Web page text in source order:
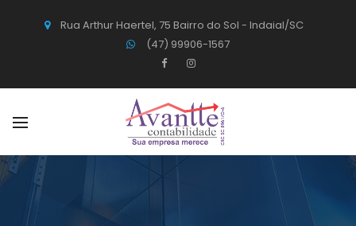
Rua Arthur Haertel, 75 Bairro do Sol - Indaial/SC
(47) 99906-1567